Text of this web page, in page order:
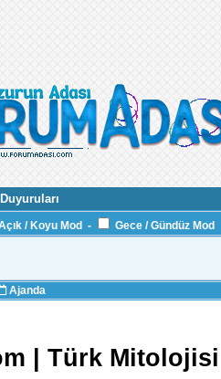
/ Koyu Mod - Gece / Gündüz Mod
Ajanda
| Türk Mitolojisi